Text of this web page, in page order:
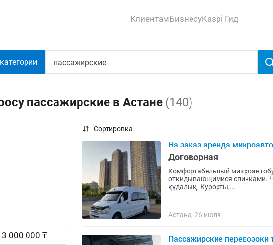
КлиентамБизнесуKaspi Гид
пассажирские в Астане (140)
Сортировка
На заказ аренда
Договорная
Комфортабельный микроавтобус Мерседес, 18 мест.
откидывающимися спинками. Чистый
құдалық -Курорты,...
Астана, 26 июля
Пассажирские перевозоки